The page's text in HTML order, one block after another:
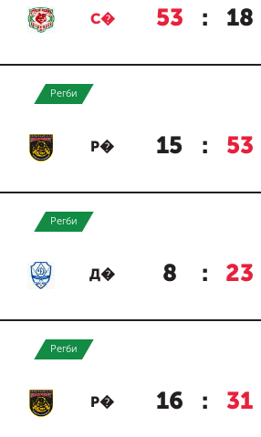
С� 53 : 18
Регби
Р� 15 : 53
Регби
Д� 8 : 23
Регби
Р� 16 : 31